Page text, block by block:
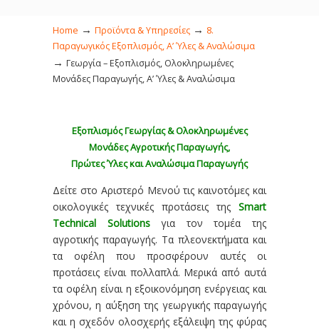
Home → Προϊόντα & Υπηρεσίες → 8.
Παραγωγικός Εξοπλισμός, Α’ Ύλες & Αναλώσιμα
→ Γεωργία – Εξοπλισμός, Ολοκληρωμένες
Μονάδες Παραγωγής, Α’ Ύλες & Αναλώσιμα
Εξοπλισμός Γεωργίας & Ολοκληρωμένες
Μονάδες Αγροτικής Παραγωγής,
Πρώτες Ύλες και Αναλώσιμα Παραγωγής
Δείτε στο Αριστερό Μενού τις καινοτόμες και
οικολογικές τεχνικές προτάσεις της Smart
Technical Solutionsγια τον τομέα της
αγροτικής παραγωγής. Τα πλεονεκτήματα και
τα οφέλη που προσφέρουν αυτές οι
προτάσεις είναι πολλαπλά. Μερικά από αυτά
τα οφέλη είναι η εξοικονόμηση ενέργειας και
χρόνου, η αύξηση της γεωργικής παραγωγής
και η σχεδόν ολοσχερής εξάλειψη της φύρας